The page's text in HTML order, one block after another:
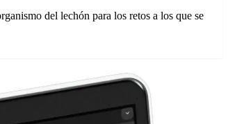
del lechón para los retos a los que se